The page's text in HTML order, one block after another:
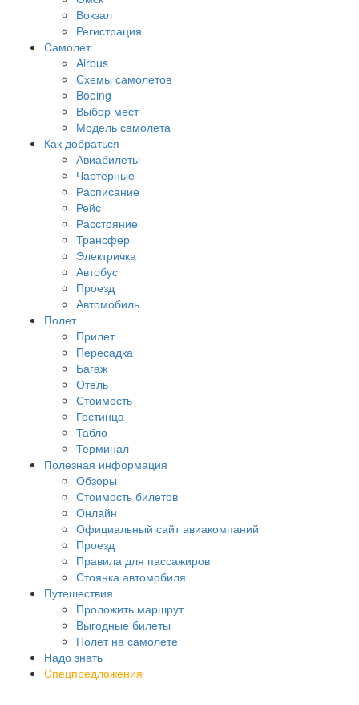
Вокзал
Регистрация
Самолет
Airbus
Схемы самолетов
Boeing
Выбор мест
Модель самолета
Как добраться
Авиабилеты
Чартерные
Расписание
Рейс
Расстояние
Трансфер
Электричка
Автобус
Проезд
Автомобиль
Полет
Прилет
Пересадка
Багаж
Отель
Стоимость
Гостинца
Табло
Терминал
Полезная информация
Обзоры
Стоимость билетов
Онлайн
Официальный сайт авиакомпаний
Проезд
Правила для пассажиров
Стоянка автомобиля
Путешествия
Проложить маршрут
Выгодные билеты
Полет на самолете
Надо знать
Спецпредложения